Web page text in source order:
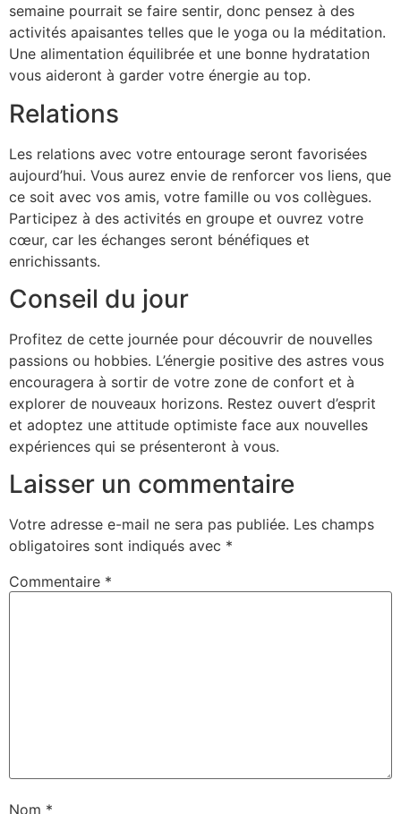
semaine pourrait se faire sentir, donc pensez à des
activités apaisantes telles que le yoga ou la méditation.
Une alimentation équilibrée et une bonne hydratation
vous aideront à garder votre énergie au top.
Relations
Les relations avec votre entourage seront favorisées
aujourd’hui. Vous aurez envie de renforcer vos liens, que
ce soit avec vos amis, votre famille ou vos collègues.
Participez à des activités en groupe et ouvrez votre
cœur, car les échanges seront bénéfiques et
enrichissants.
Conseil du jour
Profitez de cette journée pour découvrir de nouvelles
passions ou hobbies. L’énergie positive des astres vous
encouragera à sortir de votre zone de confort et à
explorer de nouveaux horizons. Restez ouvert d’esprit
et adoptez une attitude optimiste face aux nouvelles
expériences qui se présenteront à vous.
Laisser un commentaire
Votre adresse e-mail ne sera pas publiée. Les champs
obligatoires sont indiqués avec *
Commentaire *
Nom *